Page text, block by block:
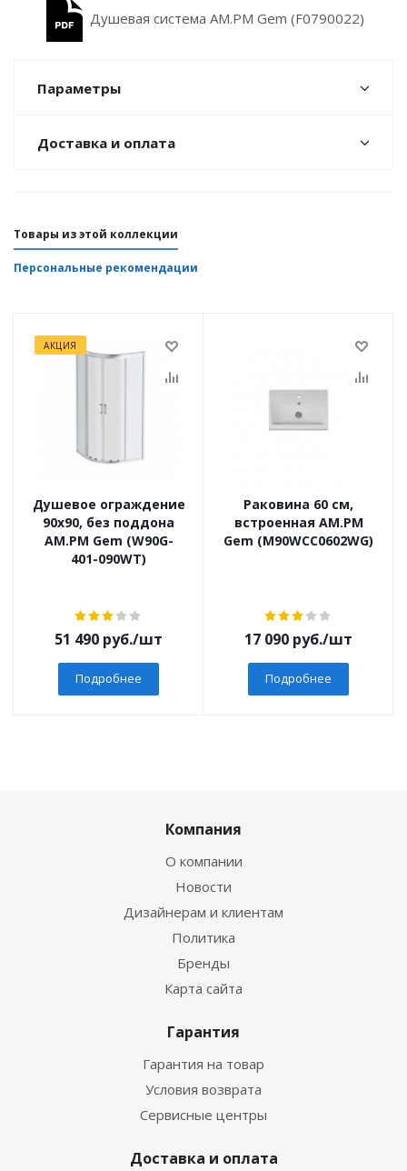
Душевая система AM.PM Gem (F0790022)
Параметры
Доставка и оплата
Товары из этой коллекции
Персональные рекомендации
АКЦИЯ
Душевое ограждение
90х90, без поддона
AM.PM Gem (W90G-
401-090WT)
51 490 руб./шт
Подробнее
Раковина 60 см,
встроенная AM.PM
Gem (M90WCC0602WG)
17 090 руб./шт
Подробнее
Компания
О компании
Новости
Дизайнерам и клиентам
Политика
Бренды
Карта сайта
Гарантия
Гарантия на товар
Условия возврата
Сервисные центры
Доставка и оплата